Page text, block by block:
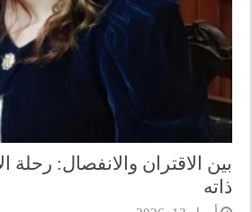
بين الاقتران والانفصال:
ذاته